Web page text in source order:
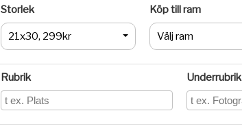
Storlek
21x30, 299kr
Köp till ram
Välj ram
Rubrik Underrubrik